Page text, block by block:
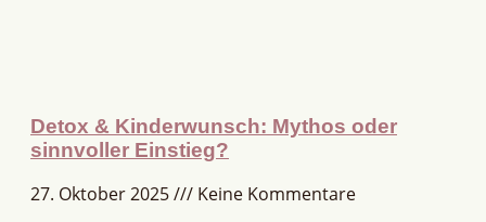
Detox & Kinderwunsch: Mythos oder
sinnvoller Einstieg?
27. Oktober 2025
Keine Kommentare